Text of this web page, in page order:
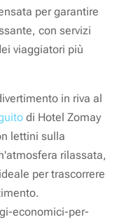
per garantire
con servizi
viaggiatori più
in riva al
di Hotel Zomay
lettini sulla
rilassata,
per trascorrere